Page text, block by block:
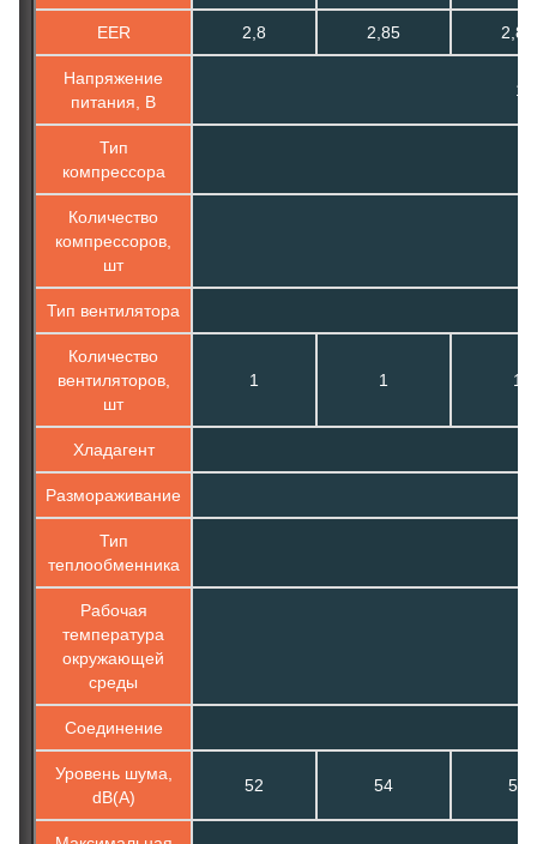
EER 2,8 2,85 2,81
Напряжение
питания, В
Тип
компрессора
Количество
компрессоров,
шт
Тип вентилятора
Количество
вентиляторов,
шт
1 1 1
Хладагент
Размораживание
Тип
теплообменника
Рабочая
температура
окружающей
среды
Соединение
Уровень шума,
dB(A)
52 54 54